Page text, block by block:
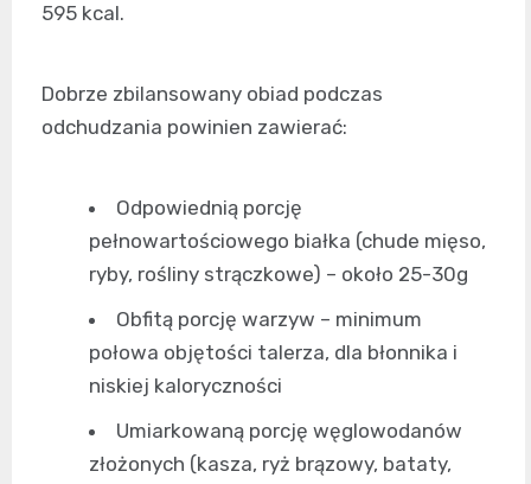
595 kcal.
Dobrze zbilansowany obiad podczas
odchudzania powinien zawierać:
Odpowiednią porcję
pełnowartościowego białka (chude mięso,
ryby, rośliny strączkowe) – około 25-30g
Obfitą porcję warzyw – minimum
połowa objętości talerza, dla błonnika i
niskiej kaloryczności
Umiarkowaną porcję węglowodanów
złożonych (kasza, ryż brązowy, bataty,